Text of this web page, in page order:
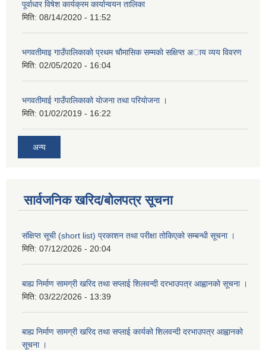
पूर्वाधार विषेश कार्यक्रम कार्यान्वयन तालिका
मिति: 08/14/2020 - 11:52
भगवतीमाइ गाउँपालिकाकाे प्रथम चाैमासिक सम्मकाे सक्षिप्त अाय व्यय विवरण
मिति: 02/05/2020 - 16:04
भगवतीमाई गाउँपालिकाको याेजना तथा परियाेजना ।
मिति: 01/02/2019 - 16:22
अन्य
सार्वजनिक खरिद/बोलपत्र सूचना
संक्षिप्त सूची (short list) प्रकाशन तथा परीक्षा तोकिएको सम्बन्धी सूचना ।
मिति: 07/12/2026 - 20:04
बाह्य निर्माण सामग्री खरिद तथा सप्लाई शिलवन्दी दरभाउपत्र आह्वानको सूचना ।
मिति: 03/22/2026 - 13:39
बाह्य निर्माण सामग्री खरिद तथा सप्लाई कार्यको शिलवन्दी दरभाउपत्र आह्वानको
सूचना ।